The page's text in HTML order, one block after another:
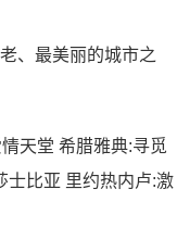
、最美丽的城市之
天堂 希腊雅典:寻觅
士比亚 里约热内卢:激